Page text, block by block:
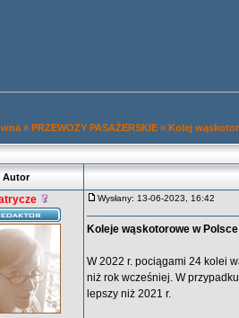
» PRZEWOZY PASAŻERSKIE » Kolej
Autor
Wysłany: 13-06-2023, 16:42
Koleje wąskotorowe w
W 2022 r. pociągami 24 kolei
niż rok wcześniej. W
lepszy niż 2021 r.